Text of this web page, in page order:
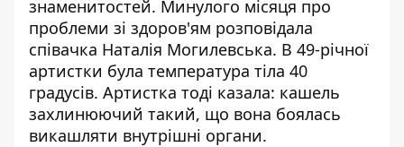
знаменитостей. Минулого місяця про
проблеми зі здоров'ям розповідала
співачка Наталія Могилевська. В 49-річної
артистки була температура тіла 40
градусів. Артистка тоді казала: кашель
захлинюючий такий, що вона боялась
викашляти внутрішні органи.